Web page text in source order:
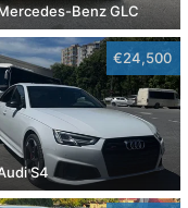
Benz GLC
€24,500
S4